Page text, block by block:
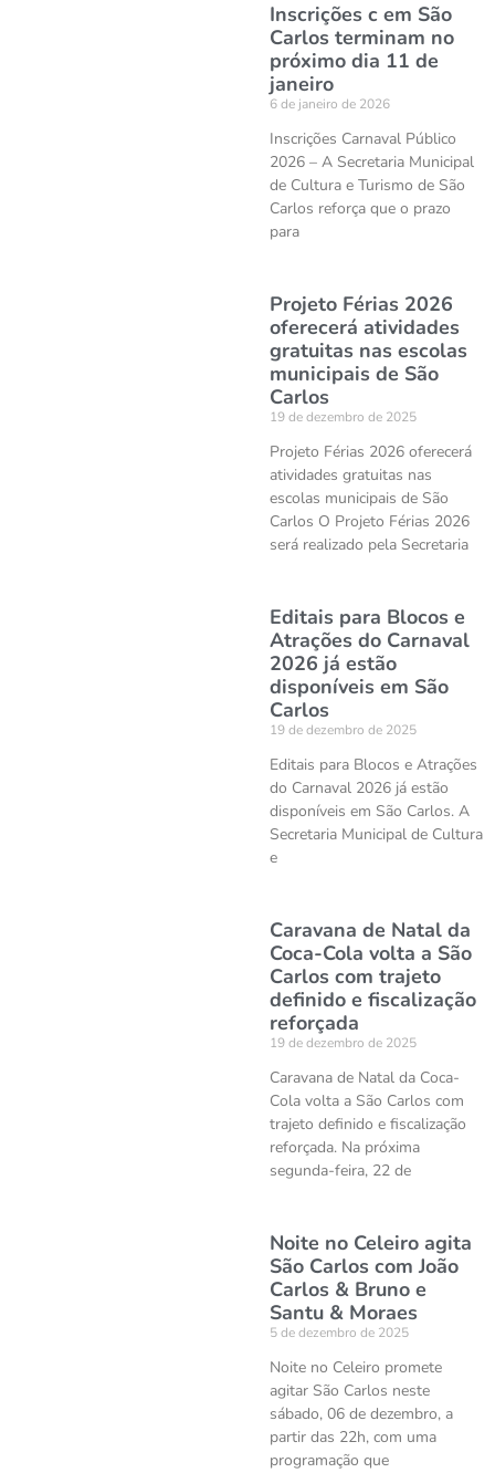
Inscrições c em São
Carlos terminam no
próximo dia 11 de
janeiro
6 de janeiro de 2026
Inscrições Carnaval Público
2026 – A Secretaria Municipal
de Cultura e Turismo de São
Carlos reforça que o prazo
para
Projeto Férias 2026
oferecerá atividades
gratuitas nas escolas
municipais de São
Carlos
19 de dezembro de 2025
Projeto Férias 2026 oferecerá
atividades gratuitas nas
escolas municipais de São
Carlos O Projeto Férias 2026
será realizado pela Secretaria
Editais para Blocos e
Atrações do Carnaval
2026 já estão
disponíveis em São
Carlos
19 de dezembro de 2025
Editais para Blocos e Atrações
do Carnaval 2026 já estão
disponíveis em São Carlos. A
Secretaria Municipal de Cultura
e
Caravana de Natal da
Coca-Cola volta a São
Carlos com trajeto
definido e fiscalização
reforçada
19 de dezembro de 2025
Caravana de Natal da Coca-
Cola volta a São Carlos com
trajeto definido e fiscalização
reforçada. Na próxima
segunda-feira, 22 de
Noite no Celeiro agita
São Carlos com João
Carlos & Bruno e
Santu & Moraes
5 de dezembro de 2025
Noite no Celeiro promete
agitar São Carlos neste
sábado, 06 de dezembro, a
partir das 22h, com uma
programação que